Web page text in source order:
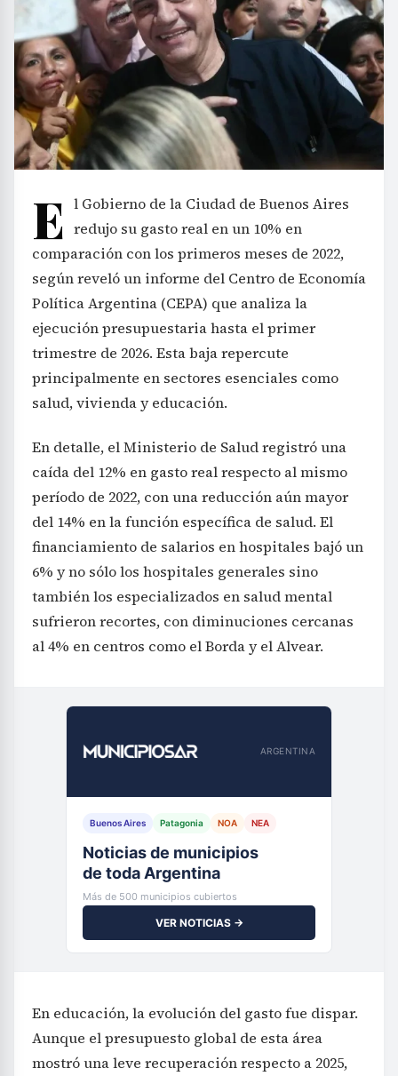
E l Gobierno de la Ciudad de Buenos Aires
redujo su gasto real en un 10% en
comparación con los primeros meses de 2022,
según reveló un informe del Centro de Economía
Política Argentina (CEPA) que analiza la
ejecución presupuestaria hasta el primer
trimestre de 2026. Esta baja repercute
principalmente en sectores esenciales como
salud, vivienda y educación.
En detalle, el Ministerio de Salud registró una
caída del 12% en gasto real respecto al mismo
período de 2022, con una reducción aún mayor
del 14% en la función específica de salud. El
financiamiento de salarios en hospitales bajó un
6% y no sólo los hospitales generales sino
también los especializados en salud mental
sufrieron recortes, con diminuciones cercanas
al 4% en centros como el Borda y el Alvear.
ARGENTINA
Buenos Aires Patagonia NOA NEA
Noticias de municipios
de toda Argentina
Más de 500 municipios cubiertos
VER NOTICIAS →
En educación, la evolución del gasto fue dispar.
Aunque el presupuesto global de esta área
mostró una leve recuperación respecto a 2025,